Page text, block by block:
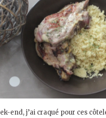
end, j’ai craqué pour ces